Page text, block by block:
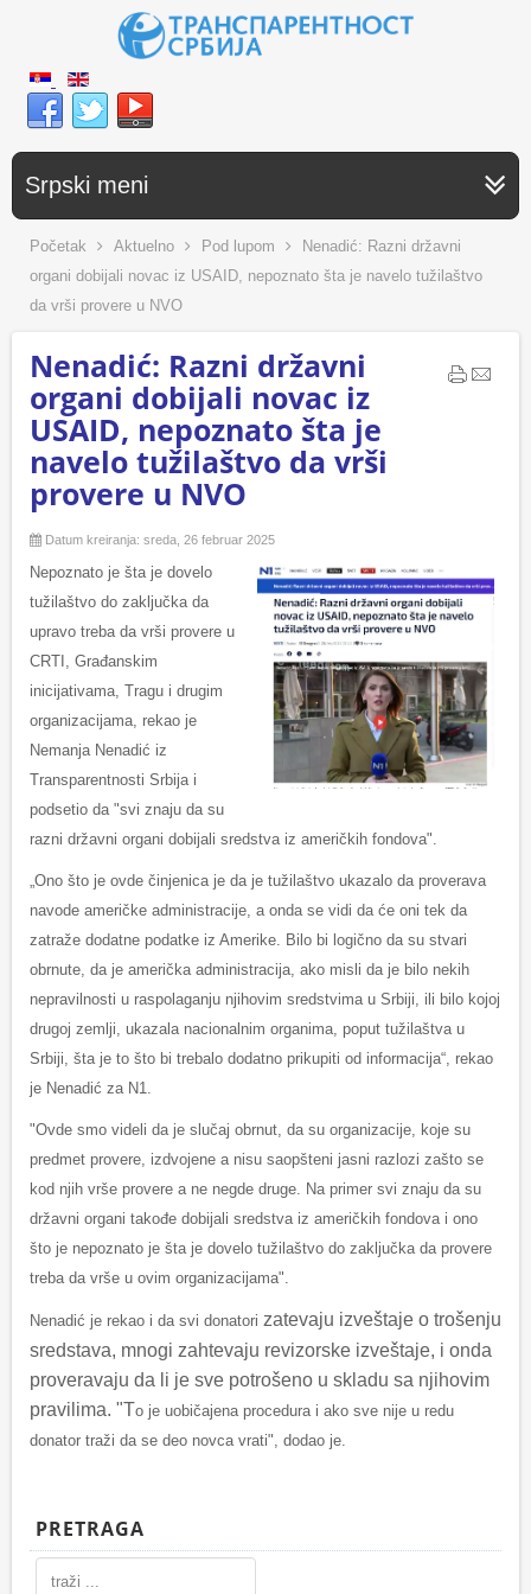
Srpski meni
Početak Aktuelno Pod lupom
Nenadić: Razni državni
organi dobijali novac iz USAID, nepoznato šta je navelo tužilaštvo
da vrši provere u NVO
Nenadić: Razni državni
organi dobijali novac iz
USAID, nepoznato šta je
navelo tužilaštvo da vrši
provere u NVO
Datum kreiranja: sreda, 26 februar 2025
Nepoznato je šta je dovelo
tužilaštvo do zaključka da
upravo treba da vrši provere u
CRTI, Građanskim
inicijativama, Tragu i drugim
organizacijama, rekao je
Nemanja Nenadić iz
Transparentnosti Srbija i
podsetio da "svi znaju da su
razni državni organi dobijali sredstva iz američkih fondova".
„Ono što je ovde činjenica je da je tužilaštvo ukazalo da proverava
navode američke administracije, a onda se vidi da će oni tek da
zatraže dodatne podatke iz Amerike. Bilo bi logično da su stvari
obrnute, da je američka administracija, ako misli da je bilo nekih
nepravilnosti u raspolaganju njihovim sredstvima u Srbiji, ili bilo kojoj
drugoj zemlji, ukazala nacionalnim organima, poput tužilaštva u
Srbiji, šta je to što bi trebalo dodatno prikupiti od informacija“, rekao
je Nenadić za N1.
"Ovde smo videli da je slučaj obrnut, da su organizacije, koje su
predmet provere, izdvojene a nisu saopšteni jasni razlozi zašto se
kod njih vrše provere a ne negde druge. Na primer svi znaju da su
državni organi takođe dobijali sredstva iz američkih fondova i ono
što je nepoznato je šta je dovelo tužilaštvo do zaključka da provere
treba da vrše u ovim organizacijama".
Nenadić je rekao i da svi donatori zatevaju izveštaje o trošenju
sredstava, mnogi zahtevaju revizorske izveštaje, i onda
proveravaju da li je sve potrošeno u skladu sa njihovim
pravilima. "To je uobičajena procedura i ako sve nije u redu
donator traži da se deo novca vrati", dodao je.
PRETRAGA